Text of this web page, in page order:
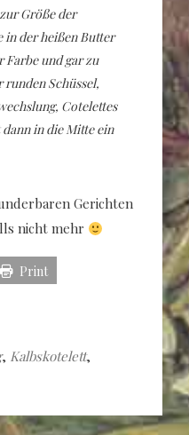
Größe der
in der heißen Butter
Farbe und gar zu
Schüssel,
Cotelettes
in die Mitte ein
Gerichten
nicht mehr
Print
, Kalbskotelett,